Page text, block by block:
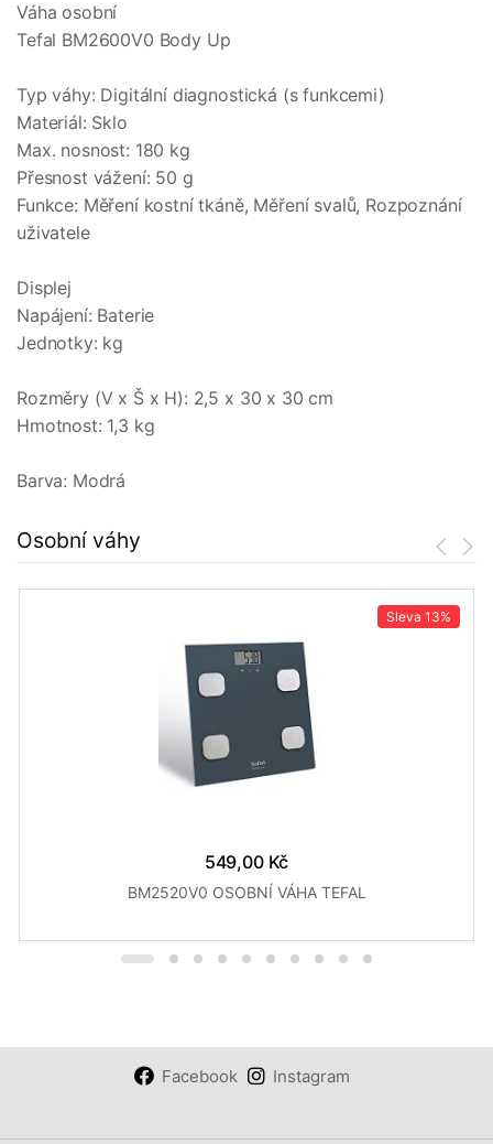
Váha osobní
Tefal BM2600V0 Body Up
Typ váhy: Digitální diagnostická (s funkcemi)
Materiál: Sklo
Max. nosnost: 180 kg
Přesnost vážení: 50 g
Funkce: Měření kostní tkáně, Měření svalů, Rozpoznání
uživatele
Displej
Napájení: Baterie
Jednotky: kg
Rozměry (V x Š x H): 2,5 x 30 x 30 cm
Hmotnost: 1,3 kg
Barva: Modrá
Osobní váhy
Sleva 13%
549,00 Kč
BM2520V0 OSOBNÍ VÁHA TEFAL
Facebook Instagram